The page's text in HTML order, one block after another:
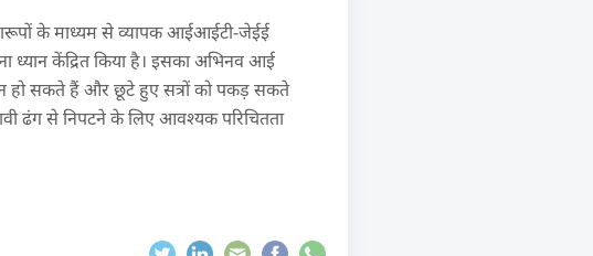
के माध्यम से व्यापक आईआईटी-जेईई
ध्यान केंद्रित किया है। इसका अभिनव आई
हो सकते हैं और छूटे हुए सत्रों को पकड़ सकते
ढंग से निपटने के लिए आवश्यक परिचितता